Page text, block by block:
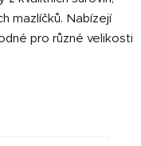
mazlíčků. Nabízejí
pro různé velikosti